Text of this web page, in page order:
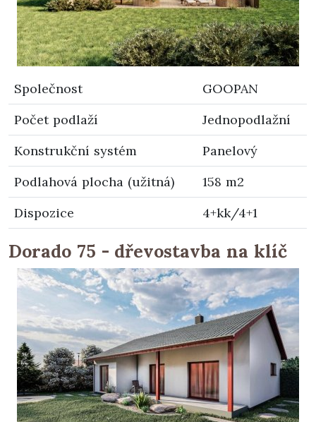
Společnost
GOOPAN
Počet podlaží
Jednopodlažní
Konstrukční systém
Panelový
Podlahová plocha (užitná)
158 m2
Dispozice
4+kk/4+1
Dorado 75 - dřevostavba na klíč